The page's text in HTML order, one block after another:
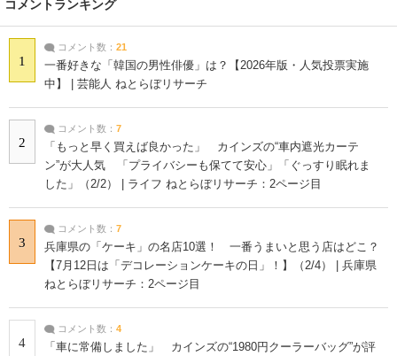
コメントランキング
1
コメント数： 21
一番好きな「韓国の男性俳優」は？【2026年版・人気投票実施
中】 | 芸能人 ねとらぼリサーチ
2
コメント数： 7
「もっと早く買えば良かった」 カインズの“車内遮光カーテ
ン”が大人気 「プライバシーも保てて安心」「ぐっすり眠れま
した」（2/2） | ライフ ねとらぼリサーチ：2ページ目
3
コメント数： 7
兵庫県の「ケーキ」の名店10選！ 一番うまいと思う店はどこ？
【7月12日は「デコレーションケーキの日」！】（2/4） | 兵庫県
ねとらぼリサーチ：2ページ目
4
コメント数： 4
「車に常備しました」 カインズの“1980円クーラーバッグ”が評